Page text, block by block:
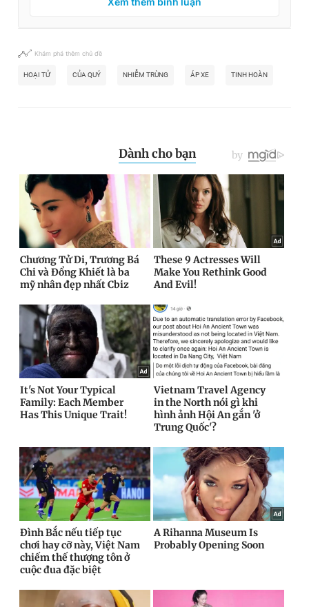
Khám phá thêm chủ đề
HOẠI TỬ CỦA QUÝ NHIỄM TRÙNG ÁP XE TINH HOÀN